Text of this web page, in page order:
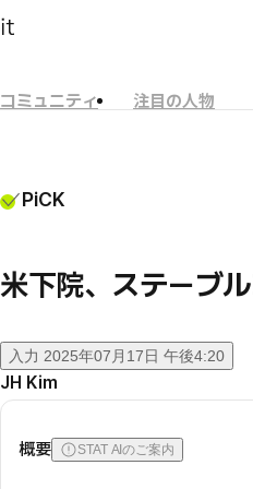
コミュニティ
注目の人物
PiCK
米下院、ステーブ
入力 2025年07月17日 午後4:20
JH Kim
概要 STAT AIのご案内